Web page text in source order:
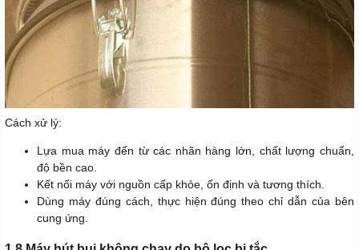
Cách xử lý:
Lựa mua máy đến từ các nhãn hàng lớn, chất lượng chuẩn,
độ bền cao.
Kết nối máy với nguồn cấp khỏe, ổn định và tương thích.
Dùng máy đúng cách, thực hiện đúng theo chỉ dẫn của bên
cung ứng.